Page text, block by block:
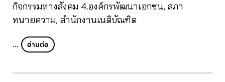
กิจกรรมทางสังคม 4.องค์กรพัฒนาเอกชน, สภา
ทนายความ, สำนักงานเนติบัณฑิต
… อ่านต่อ